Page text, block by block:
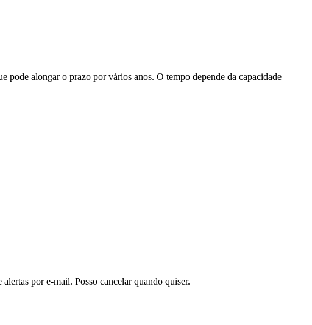
alongar o prazo por vários anos. O tempo depende da capacidade
por e-mail. Posso cancelar quando quiser.